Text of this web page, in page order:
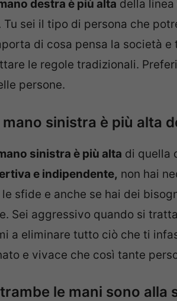
destra è più alta della
Tu sei il tipo di persona che
di cosa pensa la società
le regole tradizionali.
persone.
mano sinistra è più alta
sinistra è più alta di quella
e indipendente, non hai
sfide e anche se hai dei
Sei aggressivo quando si
a eliminare tutto ciò che ti
e vivace che così tante
le mani sono alla